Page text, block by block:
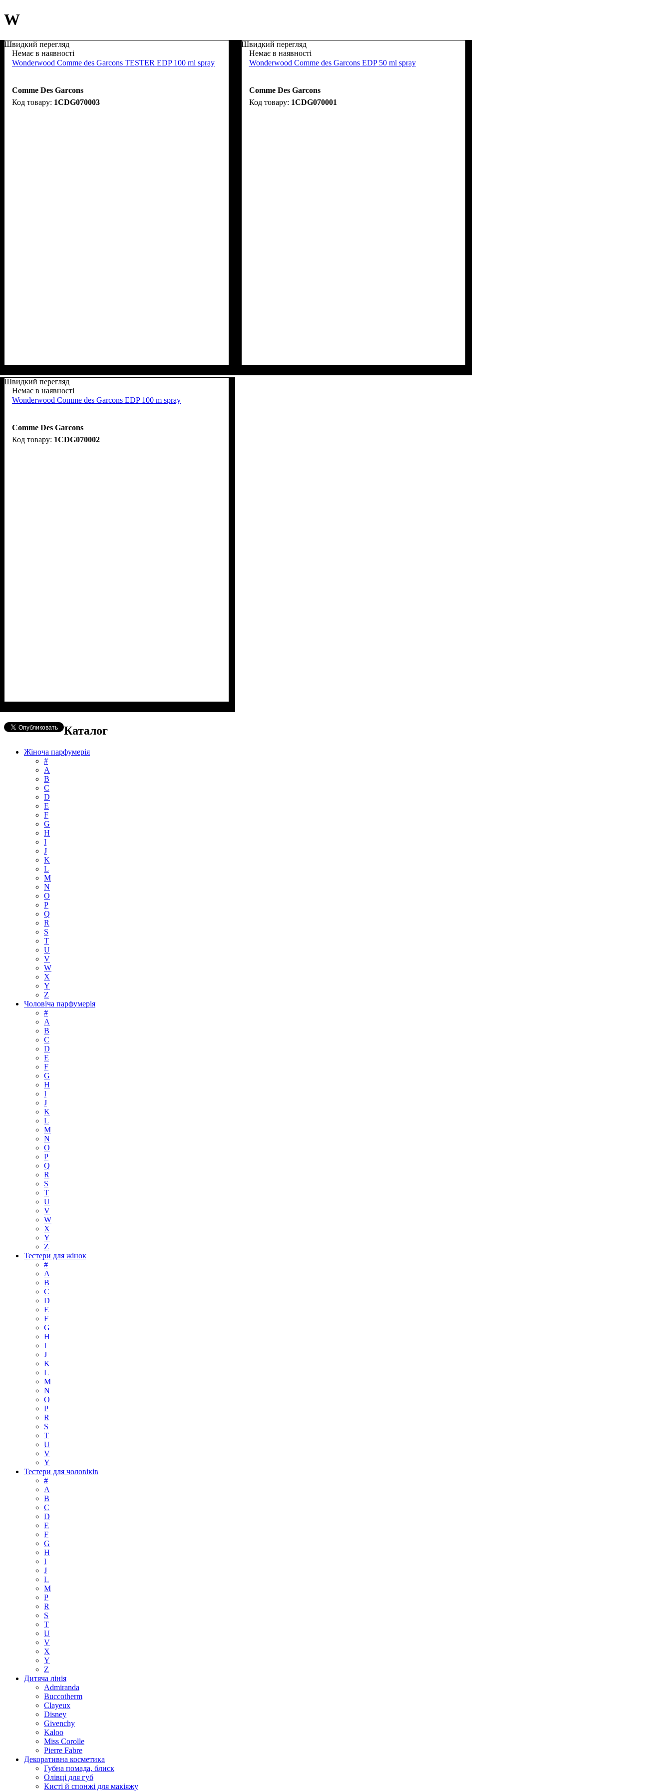
W
Швидкий перегляд
Немає в наявності
Wonderwood Comme des Garcons TESTER EDP 100 ml spray
Comme Des Garcons
1CDG070003
Швидкий перегляд
Немає в наявності
Wonderwood Comme des Garcons EDP 50 ml spray
Comme Des Garcons
1CDG070001
Швидкий перегляд
Немає в наявності
Wonderwood Comme des Garcons EDP 100 m spray
Comme Des Garcons
1CDG070002
Каталог
Жіноча парфумерія
#
А
B
C
D
E
F
G
H
I
J
K
L
M
N
O
P
Q
R
S
T
U
V
W
X
Y
Z
Чоловіча парфумерія
#
A
B
C
D
E
F
G
H
I
J
K
L
M
N
O
P
Q
R
S
T
U
V
W
X
Y
Z
Тестери для жінок
#
A
B
C
D
E
F
G
H
I
J
K
L
M
N
O
P
R
S
T
U
V
Y
Тестери для чоловіків
#
A
B
C
D
E
F
G
H
I
J
L
M
P
R
S
T
U
V
X
Y
Z
Дитяча лінія
Admiranda
Buccotherm
Clayeux
Disney
Givenchy
Kaloo
Miss Corolle
Pierre Fabre
Декоративна косметика
Губна помада, блиск
Олівці для губ
Кисті й спонжі для макіяжу